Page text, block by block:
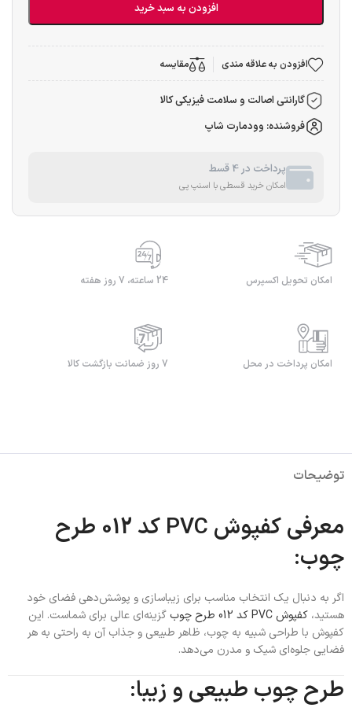
افزودن به سبد خرید
افزودن به علاقه مندی مقایسه
گارانتی اصالت و سلامت فیزیکی کالا
فروشنده: وودمارت شاپ
پرداخت در 4 قسط
امکان خرید قسطی با اسنپ پی
امکان تحویل اکسپرس 24 ساعته، 7 روز هفته
امکان پرداخت در محل 7 روز ضمانت بازگشت کالا
توضیحات
معرفی کفپوش PVC کد 012 طرح
چوب:
اگر به دنبال یک انتخاب مناسب برای زیباسازی و پوشش‌دهی فضای خود
هستید، کفپوش PVC کد 012 طرح چوب
گزینه‌ای عالی برای شماست. این
کفپوش با طراحی شبیه به چوب، ظاهر طبیعی و جذاب آن به راحتی به هر
فضایی جلوه‌ای شیک و مدرن می‌دهد.
طرح چوب طبیعی و زیبا: